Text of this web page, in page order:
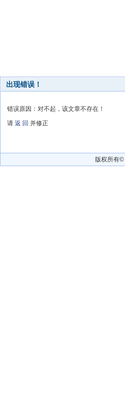
出现错误！
错误原因：对不起，该文章不存在！
请 返 回 并修正
版权所有©